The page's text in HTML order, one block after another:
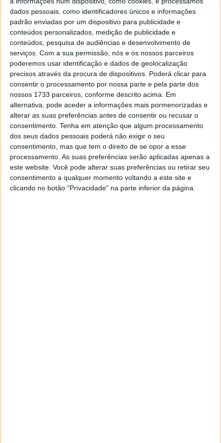
dados pessoais, como identificadores únicos e informações
padrão enviadas por um dispositivo para publicidade e
conteúdos personalizados, medição de publicidade e
conteúdos, pesquisa de audiências e desenvolvimento de
serviços. Com a sua permissão, nós e os nossos parceiros
poderemos usar identificação e dados de geolocalização
precisos através da procura de dispositivos. Poderá clicar para
consentir o processamento por nossa parte e pela parte dos
nossos 1733 parceiros, conforme descrito acima. Em
alternativa, pode aceder a informações mais pormenorizadas e
alterar as suas preferências antes de consentir ou recusar o
consentimento. Tenha em atenção que algum processamento
dos seus dados pessoais poderá não exigir o seu
consentimento, mas que tem o direito de se opor a esse
processamento. As suas preferências serão aplicadas apenas a
este website. Você pode alterar suas preferências ou retirar seu
consentimento a qualquer momento voltando a este site e
clicando no botão "Privacidade" na parte inferior da página.
atualizações, quer pelo programador quer por
outros membros da equipa, qualquer clone pode
ser facilmente sincronizado com um git push
ou umgit pull.
Um programador que pretenda criar um projeto
novo, separado e isolado, baseado num
repositório Git publicamente acessível, deve
efetuar umfork. Osforkssão também utilizados
para contribuições em projetosopen source
Alguns exemplos famosos de forks do Git incluem:
Jenkins, que é umforkdo Hudson.
Fire OS para Kindle Fire, que é umforkdo Android
Ubuntu, que é umforkdo Debian
MariaDB, do MySQL